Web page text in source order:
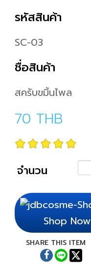
รหัสสินค้า
SC-03
ชื่อสินค้า
สครับขมิ้นไพล
70 THB
จำนวน
Shop Now
SHARE THIS ITEM